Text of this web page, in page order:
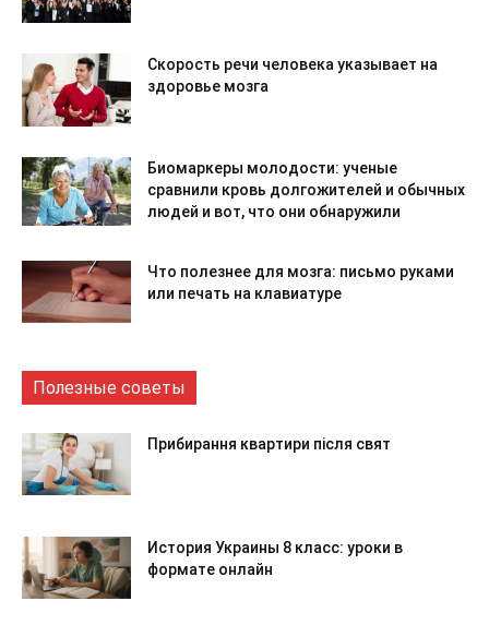
Скорость речи человека указывает на
здоровье мозга
Биомаркеры молодости: ученые
сравнили кровь долгожителей и обычных
людей и вот, что они обнаружили
Что полезнее для мозга: письмо руками
или печать на клавиатуре
Полезные советы
Прибирання квартири після свят
История Украины 8 класс: уроки в
формате онлайн